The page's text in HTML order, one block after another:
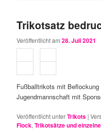
Trikotsatz
Veröffentlicht am28. Juli 2021
Fußballtrikots mit
Jugendmannschaft mit
Veröffentlicht unterTrikots |
Flock,Trikotsätze und